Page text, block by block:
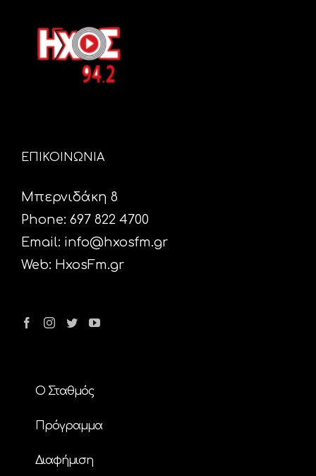
ΕΠΙΚΟΙΝΩΝΙΑ
Μπερνιδάκη 8
Phone: 697 822 4700
Email: info@hxosfm.gr
Web: HxosFm.gr
Ο Σταθμός
Πρόγραμμα
Διαφήμιση